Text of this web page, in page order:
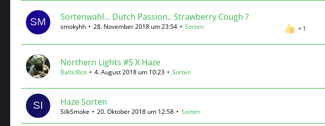
Sortenwahl... Dutch Passion.. Strawberry Cough ?
1
smokyhh 28. November 2018 um 23:54 Sorten
Northern Lights #5 X Haze
BalticRiot 4. August 2018 um 10:23 Sorten
Haze Sorten
SilkSmoke 20. Oktober 2018 um 12:58 Sorten